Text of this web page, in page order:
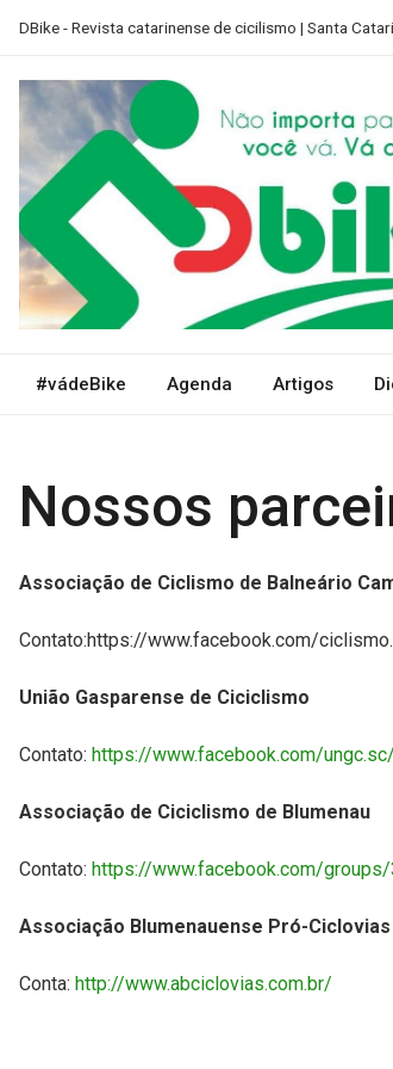
DBike - Revista catarinense de cicilismo | Santa
D Bike SC
#vádeBike Agenda Artigos
Nossos
Associação de Ciclismo de Balneário
Contato:https://www.facebook.com/
União Gasparense de Ciciclismo
Contato: https://www.facebook.com/
Associação de Ciciclismo de Blumenau
Contato: https://www.facebook.com/
Associação Blumenauense Pró-Ciclovias
Conta: http://www.abciclovias.com.br/